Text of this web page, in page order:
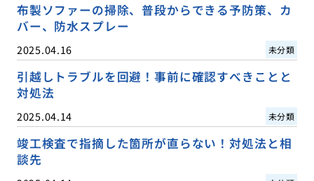
布製ソファーの掃除、普段からできる予防策、カ
バー、防水スプレー
2025.04.16 未分類
引越しトラブルを回避！事前に確認すべきことと
対処法
2025.04.14 未分類
竣工検査で指摘した箇所が直らない！対処法と相
談先